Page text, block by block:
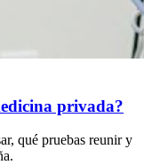
privada?
qué pruebas reunir y